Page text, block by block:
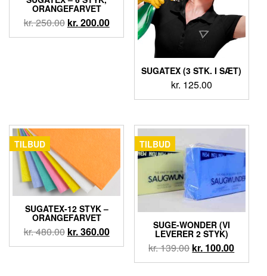
ORANGEFARVET
kr.250.00 kr.200.00
SUGATEX (3 STK. I SÆT)
kr. 125.00
TILBUD
SUGATEX-12 STYK –
ORANGEFARVET
kr.480.00 kr.360.00
TILBUD
SUGE-WONDER (VI
LEVERER 2 STYK)
kr.139.00 kr. 100.00